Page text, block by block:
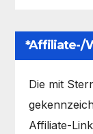
*Affiliate-/
Die mit
Affiliate-